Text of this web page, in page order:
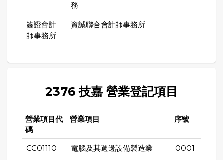
務
簽證會計
師事務所
資誠聯合會計師事務所
2376 技嘉 營業登記項目
營業項目代
碼
營業項目 序號
CC01110 電腦及其週邊設備製造業 0001